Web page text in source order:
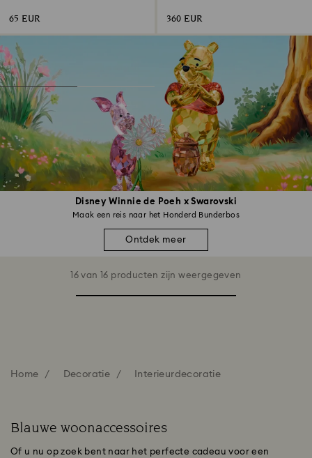
Disney Winnie de Poeh x Swarovski
Maak een reis naar het Honderd Bunderbos
Ontdek meer
65 EUR 360 EUR
16 van 16 producten zijn weergegeven
Home Decoratie Interieurdecoratie
Blauwe woonaccessoires
Of u nu op zoek bent naar het perfecte cadeau voor een